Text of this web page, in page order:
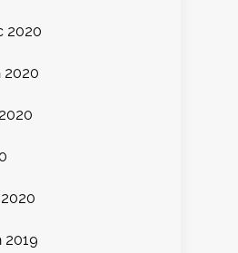
2020
2020
2019